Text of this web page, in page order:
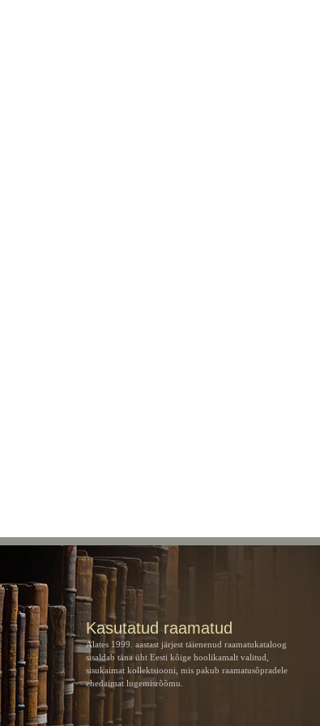
Kasutatud raamatud
Alates 1999. aastast järjest täienenud raamatukataloog
sisaldab täna üht Eesti kõige hoolikamalt valitud,
sisukaimat kollektsiooni, mis pakub raamatusõpradele
ehedaimat lugemisrõõmu.